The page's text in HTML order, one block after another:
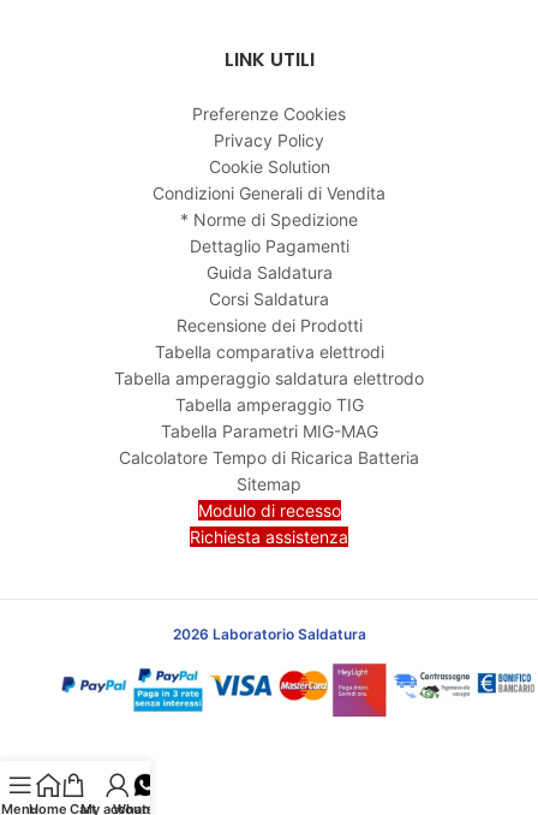
LINK UTILI
Preferenze Cookies
Privacy Policy
Cookie Solution
Condizioni Generali di Vendita
* Norme di Spedizione
Dettaglio Pagamenti
Guida Saldatura
Corsi Saldatura
Recensione dei Prodotti
Tabella comparativa elettrodi
Tabella amperaggio saldatura elettrodo
Tabella amperaggio TIG
Tabella Parametri MIG-MAG
Calcolatore Tempo di Ricarica Batteria
Sitemap
Modulo di recesso
Richiesta assistenza
2026 Laboratorio Saldatura
MenuHome Cart
My account
Whatsapp